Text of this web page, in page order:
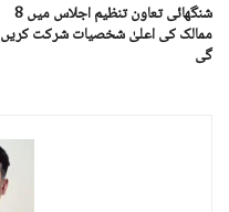
شنگھائی تعاون تنظیم اجلاس میں 8
ممالک کی اعلیٰ شخصیات شرکت کریں
گی